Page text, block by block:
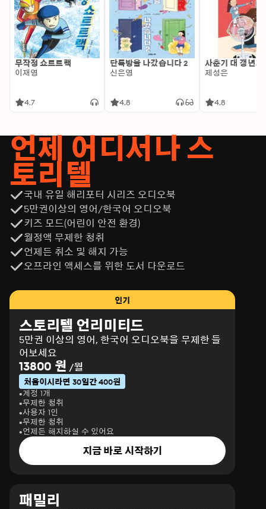
무작정 쇼트트랙
이재영
4.7
단톡방을 나갔습니다 2
신은영
4.8
사춘기 대 갱년기
제성은
4.8
언제 어디서나 스
토리텔
국내 유일 해리포터 시리즈 오디오북
5만권이상의 영어/한국어 오디오북
키즈 모드(어린이 안전 환경)
월정액 무제한 청취
언제든 취소 및 해지 가능
오프라인 액세스를 위한 도서 다운로드
인기
스토리텔 언리미티드
5만권 이상의 영어, 한국어 오디오북을 무제한 들
어보세요
13800 원 /월
처음이시라면 30일간 400원
계정 1개
무제한 청취
사용자 1인
무제한 청취
언제든 해지하실 수 있어요
지금 바로 시작하기
패밀리